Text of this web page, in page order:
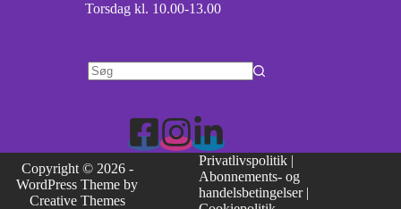
Torsdag kl. 10.00-13.00
Copyright © 2026 -
WordPress Theme by
Creative Themes
Privatlivspolitik |
Abonnements- og
handelsbetingelser |